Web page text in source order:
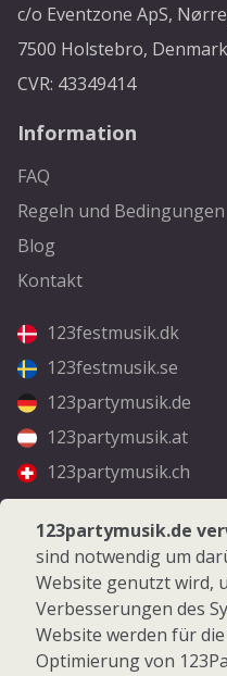
c/o Eventzone ApS,
7500 Holstebro, Denmark
CVR: 43349414
Information
FAQ
Regeln und Bedingungen
Blog
Kontakt
123festmusik.dk
123festmusik.se
123partymusik.de
123partymusik.at
123partymusik.ch
Folgen Sie uns
Facebook
Instagram
123partymusik.de
sind notwendig um
Website genutzt wird,
Verbesserungen des
Website werden für
Optimierung von